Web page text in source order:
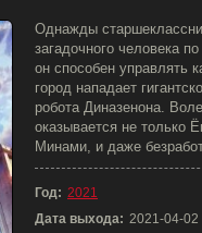
Однажды
загадочного человека
он способен управлять
город нападает
робота Диназенона.
оказывается не только
Минами, и даже
Год: 2021
Дата выхода: 2021-04-02